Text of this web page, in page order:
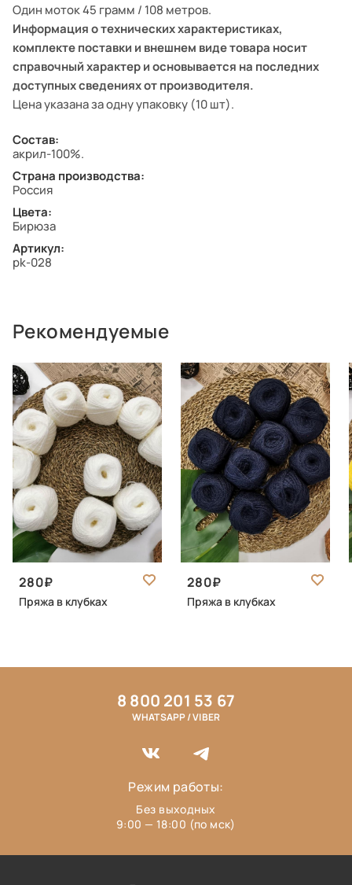
Один моток 45 грамм / 108 метров.
Информация о технических характеристиках,
комплекте поставки и внешнем виде товара носит
справочный характер и основывается на последних
доступных сведениях от производителя.
Цена указана за одну упаковку (10 шт).
Состав:
акрил-100%.
Страна производства:
Россия
Цвета:
Бирюза
Артикул:
pk-028
Рекомендуемые
280
Пряжа в клубках
280
Пряжа в клубках
8 800 201 53 67
WHATSAPP / VIBER
Режим работы:
Без выходных
9:00 — 18:00 (по мск)